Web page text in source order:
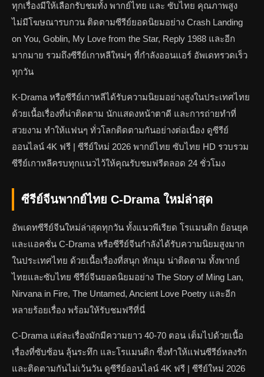
ทุกเรื่องมีให้เลือกรับชมทั้ง พากย์ไทย และ ซับไทย คุณภาพสูง
ไม่มีโฆษณารบกวน ติดตามซีรีย์ยอดนิยมอย่าง Crash Landing
on You, Goblin, My Love from the Star, Reply 1988 และอีก
มากมาย รวมถึงซีรีย์เกาหลีใหม่ๆ ที่กำลังออนแอร์ อัพเดทรวดเร็ว
ทุกวัน
K-Drama หรือซีรีย์เกาหลีได้รับความนิยมอย่างสูงในประเทศไทย
ด้วยเนื้อเรื่องที่น่าติดตาม นักแสดงหน้าตาดี และการถ่ายทำที่
สวยงาม ทำให้แฟนๆ ทั่วโลกติดตามกันอย่างต่อเนื่อง ดูซีรีย์
ออนไลน์ 4K ฟรี | ซีรีย์ใหม่ 2026 พากย์ไทย ซับไทย HD รวบรวม
ซีรีย์เกาหลีครบทุกแนวไว้ให้คุณรับชมฟรีตลอด 24 ชั่วโมง
ซีรีย์จีนพากย์ไทย C-Drama ใหม่ล่าสุด
อัพเดทซีรีย์จีนใหม่ล่าสุดทุกวัน ทั้งแนวพีเรียด โรแมนติก ย้อนยุค
และแอคชั่น C-Drama หรือซีรีย์จีนกำลังได้รับความนิยมสูงมาก
ในประเทศไทย ด้วยเนื้อเรื่องที่สนุก หักมุม น่าติดตาม ทั้งพากย์
ไทยและซับไทย ซีรีย์จีนยอดนิยมอย่าง The Story of Ming Lan,
Nirvana in Fire, The Untamed, Ancient Love Poetry และอีก
หลายร้อยเรื่อง พร้อมให้รับชมฟรีที่นี่
C-Drama แต่ละเรื่องมักมีความยาว 40-70 ตอน เต็มไปด้วยเนื้อ
เรื่องที่ซับซ้อน ลุ้นระทึก และโรแมนติก ซึ่งทำให้แฟนซีรีย์หลงรัก
และติดตามกันไม่เว้นวัน ดูซีรีย์ออนไลน์ 4K ฟรี | ซีรีย์ใหม่ 2026